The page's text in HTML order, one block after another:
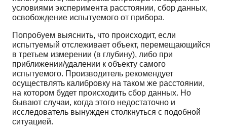
условиями эксперимента расстоянии, сбор данных,
освобождение испытуемого от прибора.
Попробуем выяснить, что происходит, если
испытуемый отслеживает объект, перемещающийся
в третьем измерении (в глубину), либо при
приближении/удалении к объекту самого
испытуемого. Производитель рекомендует
осуществлять калибровку на таком же расстоянии,
на котором будет происходить сбор данных. Но
бывают случаи, когда этого недостаточно и
исследователь вынужден столкнуться с подобной
ситуацией.